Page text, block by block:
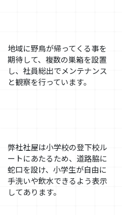
地域に野鳥が帰ってくる事を
期待して、複数の巣箱を設置
し、社員総出でメンテナンス
と観察を行っています。
弊社社屋は小学校の登下校ル
ートにあたるため、道路脇に
蛇口を設け、小学生が自由に
手洗いや飲水できるよう表示
してあります。